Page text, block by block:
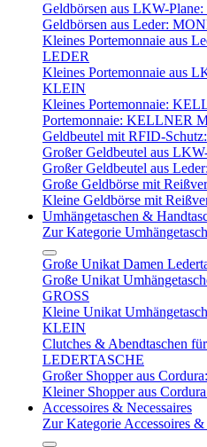
Geldbörsen aus LKW-
Geldbörsen aus Leder:
Kleines Portemonnaie aus
LEDER
Kleines Portemonnaie aus
KLEIN
Kleines Portemonnaie:
Portemonnaie: KELLNER
Geldbeutel mit RFID-
Großer Geldbeutel aus
Großer Geldbeutel aus
Große Geldbörse mit
Kleine Geldbörse mit
Umhängetaschen &
Zur Kategorie
Große Unikat Damen
Große Unikat
GROSS
Kleine Unikat
KLEIN
Clutches & Abendtaschen
LEDERTASCHE
Großer Shopper aus
Kleiner Shopper aus
Accessoires & Necessaires
Zur Kategorie Accessoires &